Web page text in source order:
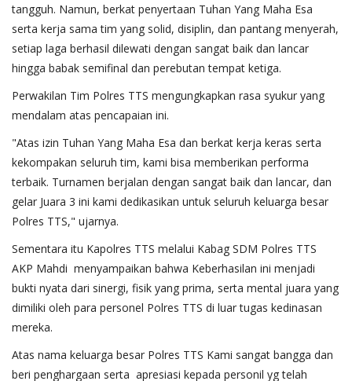
tangguh. Namun, berkat penyertaan Tuhan Yang Maha Esa
serta kerja sama tim yang solid, disiplin, dan pantang menyerah,
setiap laga berhasil dilewati dengan sangat baik dan lancar
hingga babak semifinal dan perebutan tempat ketiga.
​Perwakilan Tim Polres TTS mengungkapkan rasa syukur yang
mendalam atas pencapaian ini.
​"Atas izin Tuhan Yang Maha Esa dan berkat kerja keras serta
kekompakan seluruh tim, kami bisa memberikan performa
terbaik. Turnamen berjalan dengan sangat baik dan lancar, dan
gelar Juara 3 ini kami dedikasikan untuk seluruh keluarga besar
Polres TTS," ujarnya.
Sementara itu Kapolres TTS melalui Kabag SDM Polres TTS
AKP Mahdi menyampaikan bahwa ​Keberhasilan ini menjadi
bukti nyata dari sinergi, fisik yang prima, serta mental juara yang
dimiliki oleh para personel Polres TTS di luar tugas kedinasan
mereka.
Atas nama keluarga besar Polres TTS Kami sangat bangga dan
beri penghargaan serta apresiasi kepada personil yg telah